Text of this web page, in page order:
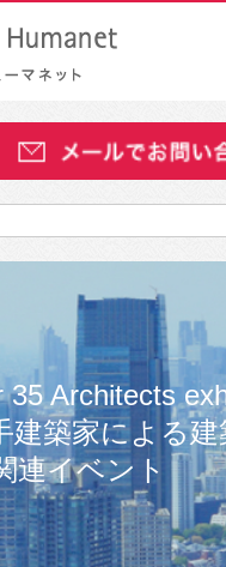
35 Architects
建築家による
連イベント